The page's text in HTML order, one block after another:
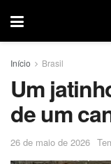
Início Brasil
Um
de um
26 de maio de 2026